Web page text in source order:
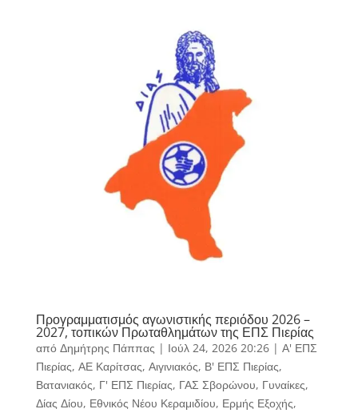
Προγραμματισμός αγωνιστικής περιόδου 2026 –
2027, τοπικών Πρωταθλημάτων της ΕΠΣ Πιερίας
από Δημήτρης Πάππας | Ιούλ 24, 2026 20:26| Α' ΕΠΣ
Πιερίας, ΑΕ Καρίτσας, Αιγινιακός, Β' ΕΠΣ Πιερίας,
Βατανιακός, Γ' ΕΠΣ Πιερίας, ΓΑΣ Σβορώνου, Γυναίκες,
Δίας Δίου, Εθνικός Νέου Κεραμιδίου, Ερμής Εξοχής,